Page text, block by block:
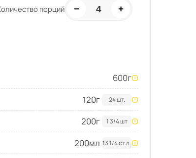
порций − 4 +
600г
120г 24 шт.
200г 1 3/4 шт
200мл 13 1/4 ст.л.